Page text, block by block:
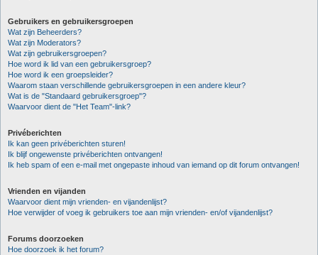
Gebruikers en gebruikersgroepen
Wat zijn Beheerders?
Wat zijn Moderators?
Wat zijn gebruikersgroepen?
Hoe word ik lid van een gebruikersgroep?
Hoe word ik een groepsleider?
Waarom staan verschillende gebruikersgroepen in een andere kleur?
Wat is de "Standaard gebruikersgroep"?
Waarvoor dient de "Het Team"-link?
Privéberichten
Ik kan geen privéberichten sturen!
Ik blijf ongewenste privéberichten ontvangen!
Ik heb spam of een e-mail met ongepaste inhoud van iemand op dit forum ontvangen!
Vrienden en vijanden
Waarvoor dient mijn vrienden- en vijandenlijst?
Hoe verwijder of voeg ik gebruikers toe aan mijn vrienden- en/of vijandenlijst?
Forums doorzoeken
Hoe doorzoek ik het forum?